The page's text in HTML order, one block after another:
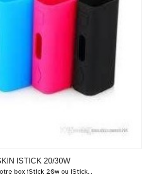
ISTICK 20/30W
box iStick 20w ou iStick...